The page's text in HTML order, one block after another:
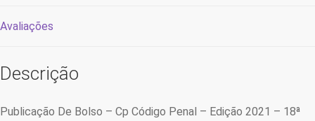
Avaliações
Descrição
Publicação De Bolso – Cp Código Penal – Edição 2021 – 18ª